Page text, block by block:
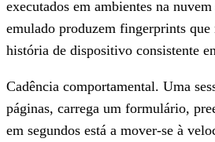
executados em ambientes na
emulado produzem fingerprints que
história de dispositivo consistente
Cadência comportamental. Uma
páginas, carrega um formulário,
em segundos está a mover-se à